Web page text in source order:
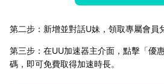
第二步：新增並對話U妹，領取專屬會員
第三步：在UU加速器主介面，點擊「優
碼，即可免費取得加速時長。